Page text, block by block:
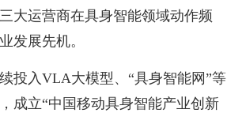
大运营商在具身智能领域动作频
发展先机。
投入VLA大模型、“具身智能网”等
成立“中国移动具身智能产业创新